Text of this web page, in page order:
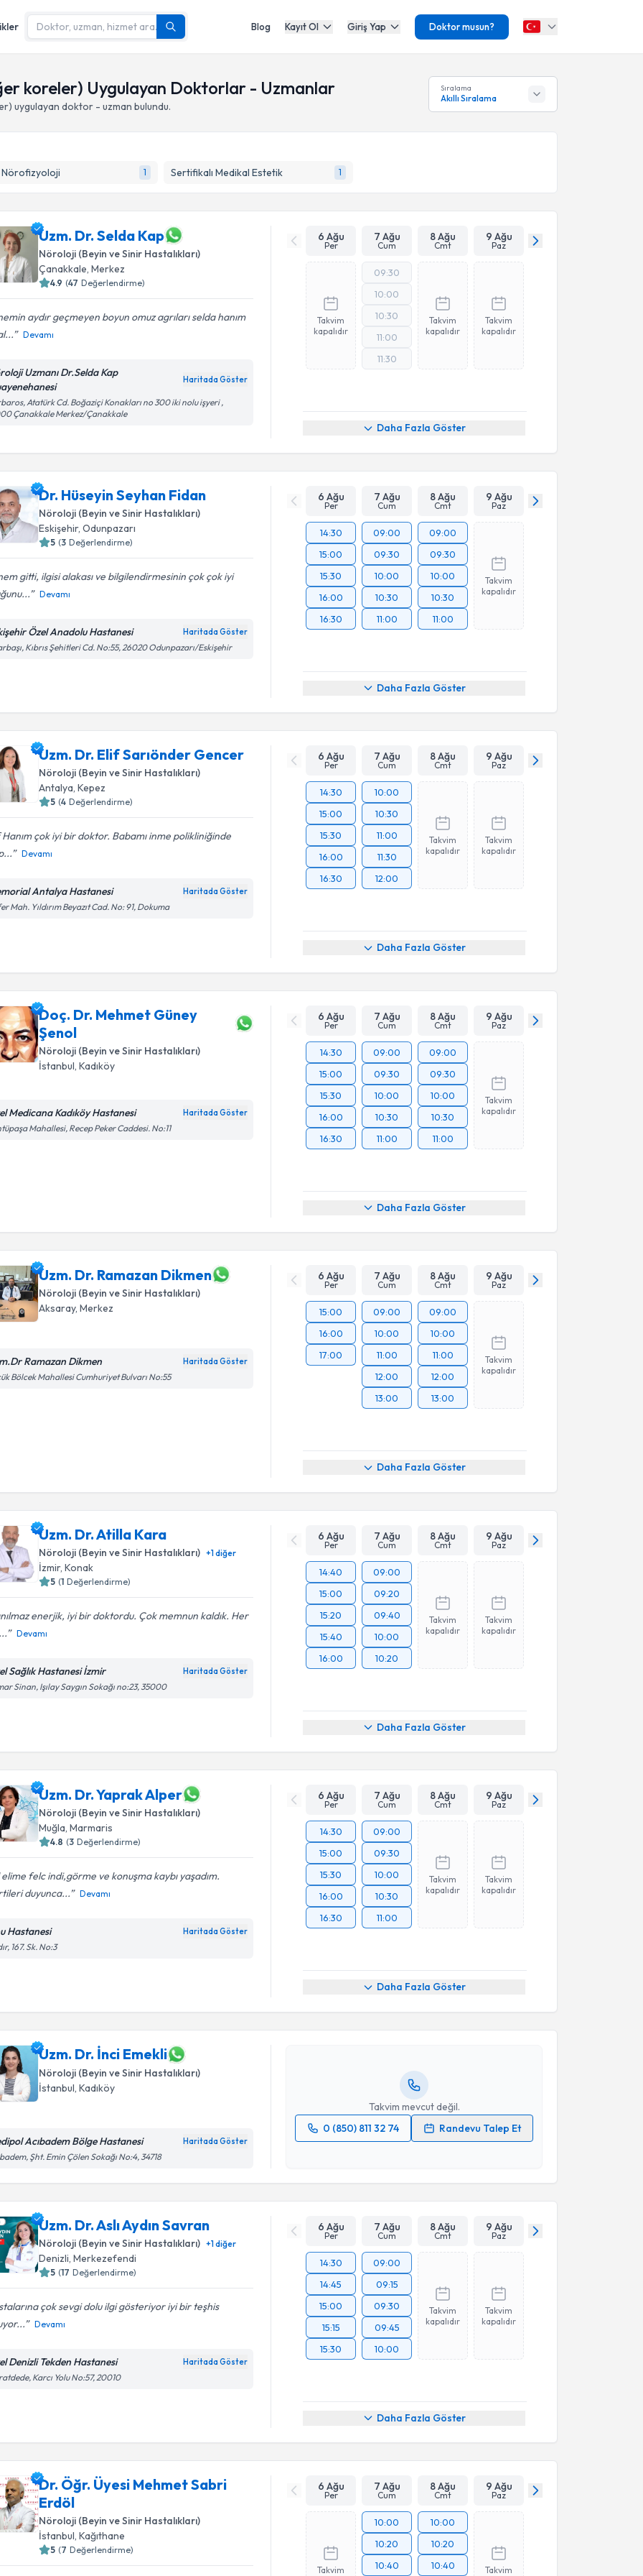
Blog Kayıt Ol Giriş Yap Doktor musun?
koreler) Uygulayan Doktorlar - Uzmanlar
uygulayan doktor - uzman bulundu.
Sıralama
Akıllı Sıralama
Nörofizyoloji 1 Sertifikalı Medikal Estetik 1
Uzm. Dr. Selda Kap
Nöroloji (Beyin ve Sinir Hastalıkları)
Çanakkale,Merkez
4.9 (47 Değerlendirme)
aydır geçmeyen boyun omuz agrıları selda hanım
Devamı
Uzmanı Dr.Selda Kap
Haritada Göster
Atatürk Cd. Boğaziçi Konakları no 300 iki nolu işyeri ,
Çanakkale Merkez/Çanakkale
6 Ağu
Per
7 Ağu
Cum
8 Ağu
Cmt
9 Ağu
Paz
Takvim
kapalıdır
09:30
10:00
10:30
11:00
11:30
Takvim
kapalıdır
Takvim
kapalıdır
Daha Fazla Göster
Dr. Hüseyin Seyhan Fidan
Nöroloji (Beyin ve Sinir Hastalıkları)
Eskişehir,Odunpazarı
5 (3 Değerlendirme)
gitti, ilgisi alakası ve bilgilendirmesinin çok çok iyi
Devamı
Özel Anadolu Hastanesi Haritada Göster
Kıbrıs Şehitleri Cd. No:55, 26020 Odunpazarı/Eskişehir
6 Ağu
Per
7 Ağu
Cum
8 Ağu
Cmt
9 Ağu
Paz
14:30
15:00
15:30
16:00
16:30
09:00
09:30
10:00
10:30
11:00
09:00
09:30
10:00
10:30
11:00
Takvim
kapalıdır
Daha Fazla Göster
Uzm. Dr. Elif Sarıönder Gencer
Nöroloji (Beyin ve Sinir Hastalıkları)
Antalya,Kepez
5 (4 Değerlendirme)
çok iyi bir doktor. Babamı inme polikliniğinde
Devamı
Antalya Hastanesi Haritada Göster
Mah. Yıldırım Beyazıt Cad. No: 91, Dokuma
6 Ağu
Per
7 Ağu
Cum
8 Ağu
Cmt
9 Ağu
Paz
14:30
15:00
15:30
16:00
16:30
10:00
10:30
11:00
11:30
12:00
Takvim
kapalıdır
Takvim
kapalıdır
Daha Fazla Göster
Doç. Dr. Mehmet Güney
Şenol
Nöroloji (Beyin ve Sinir Hastalıkları)
İstanbul ,Kadıköy
Medicana Kadıköy Hastanesi Haritada Göster
Mahallesi, Recep Peker Caddesi. No:11
6 Ağu
Per
7 Ağu
Cum
8 Ağu
Cmt
9 Ağu
Paz
14:30
15:00
15:30
16:00
16:30
09:00
09:30
10:00
10:30
11:00
09:00
09:30
10:00
10:30
11:00
Takvim
kapalıdır
Daha Fazla Göster
Uzm. Dr. Ramazan Dikmen
Nöroloji (Beyin ve Sinir Hastalıkları)
Aksaray,Merkez
Ramazan Dikmen Haritada Göster
Bölcek Mahallesi Cumhuriyet Bulvarı No:55
6 Ağu
Per
7 Ağu
Cum
8 Ağu
Cmt
9 Ağu
Paz
15:00
16:00
17:00
09:00
10:00
11:00
12:00
13:00
09:00
10:00
11:00
12:00
13:00
Takvim
kapalıdır
Daha Fazla Göster
Uzm. Dr. Atilla Kara
Nöroloji (Beyin ve Sinir Hastalıkları) +1diğer
İzmir,Konak
5 (1 Değerlendirme)
enerjik, iyi bir doktordu. Çok memnun kaldık. Her
Devamı
Sağlık Hastanesi İzmir Haritada Göster
Sinan, Işılay Saygın Sokağı no:23, 35000
6 Ağu
Per
7 Ağu
Cum
8 Ağu
Cmt
9 Ağu
Paz
14:40
15:00
15:20
15:40
16:00
09:00
09:20
09:40
10:00
10:20
Takvim
kapalıdır
Takvim
kapalıdır
Daha Fazla Göster
Uzm. Dr. Yaprak Alper
Nöroloji (Beyin ve Sinir Hastalıkları)
Muğla,Marmaris
4.8 (3 Değerlendirme)
elime felc indi,görme ve konuşma kaybı yaşadım.
duyunca...
Devamı
Hastanesi Haritada Göster
167. Sk. No:3
6 Ağu
Per
7 Ağu
Cum
8 Ağu
Cmt
9 Ağu
Paz
14:30
15:00
15:30
16:00
16:30
09:00
09:30
10:00
10:30
11:00
Takvim
kapalıdır
Takvim
kapalıdır
Daha Fazla Göster
Uzm. Dr. İnci Emekli
Nöroloji (Beyin ve Sinir Hastalıkları)
İstanbul ,Kadıköy
Acıbadem Bölge Hastanesi Haritada Göster
Şht. Emin Çölen Sokağı No:4, 34718
Takvim mevcut değil.
0 (850) 811 32 74
Randevu Talep Et
Randevu Takvimi Talebi
Takvim Talebini Gönder
Uzm. Dr. Aslı Aydın Savran
Nöroloji (Beyin ve Sinir Hastalıkları) +1diğer
Denizli ,Merkezefendi
5 (17 Değerlendirme)
çok sevgi dolu ilgi gösteriyor iyi bir teşhis
Devamı
Denizli Tekden Hastanesi Haritada Göster
Karcı Yolu No:57, 20010
6 Ağu
Per
7 Ağu
Cum
8 Ağu
Cmt
9 Ağu
Paz
14:30
14:45
15:00
15:15
15:30
09:00
09:15
09:30
09:45
10:00
Takvim
kapalıdır
Takvim
kapalıdır
Daha Fazla Göster
Dr. Öğr. Üyesi Mehmet Sabri
Erdöl
Nöroloji (Beyin ve Sinir Hastalıkları)
İstanbul,Kağıthane
5 (7 Değerlendirme)
6 Ağu
Per
7 Ağu
Cum
8 Ağu
Cmt
9 Ağu
Paz
Takvim
10:00
10:20
10:40
10:00
10:20
10:40
Takvim